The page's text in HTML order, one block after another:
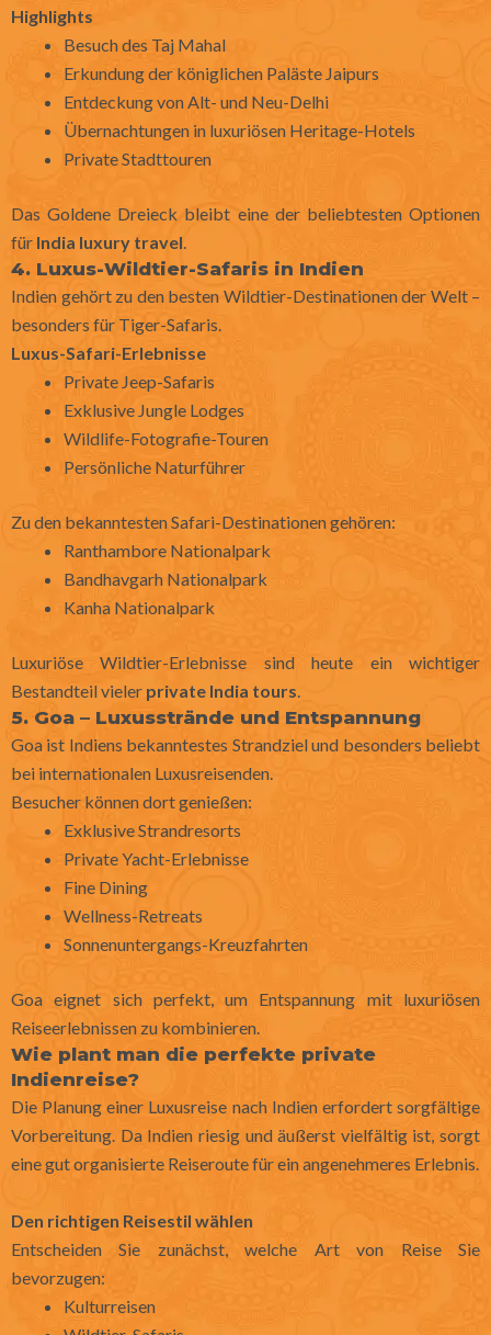
Highlights
Besuch des Taj Mahal
Erkundung der königlichen Paläste Jaipurs
Entdeckung von Alt- und Neu-Delhi
Übernachtungen in luxuriösen Heritage-Hotels
Private Stadttouren
Das Goldene Dreieck bleibt eine der beliebtesten Optionen
für India luxury travel.
4. Luxus-Wildtier-Safaris in Indien
Indien gehört zu den besten Wildtier-Destinationen der Welt –
besonders für Tiger-Safaris.
Luxus-Safari-Erlebnisse
Private Jeep-Safaris
Exklusive Jungle Lodges
Wildlife-Fotografie-Touren
Persönliche Naturführer
Zu den bekanntesten Safari-Destinationen gehören:
Ranthambore Nationalpark
Bandhavgarh Nationalpark
Kanha Nationalpark
Luxuriöse Wildtier-Erlebnisse sind heute ein wichtiger
Bestandteil vieler private India tours.
5. Goa – Luxusstrände und Entspannung
Goa ist Indiens bekanntestes Strandziel und besonders beliebt
bei internationalen Luxusreisenden.
Besucher können dort genießen:
Exklusive Strandresorts
Private Yacht-Erlebnisse
Fine Dining
Wellness-Retreats
Sonnenuntergangs-Kreuzfahrten
Goa eignet sich perfekt, um Entspannung mit luxuriösen
Reiseerlebnissen zu kombinieren.
Wie plant man die perfekte private
Indienreise?
Die Planung einer Luxusreise nach Indien erfordert sorgfältige
Vorbereitung. Da Indien riesig und äußerst vielfältig ist, sorgt
eine gut organisierte Reiseroute für ein angenehmeres Erlebnis.
Den richtigen Reisestil wählen
Entscheiden Sie zunächst, welche Art von Reise Sie
bevorzugen:
Kulturreisen